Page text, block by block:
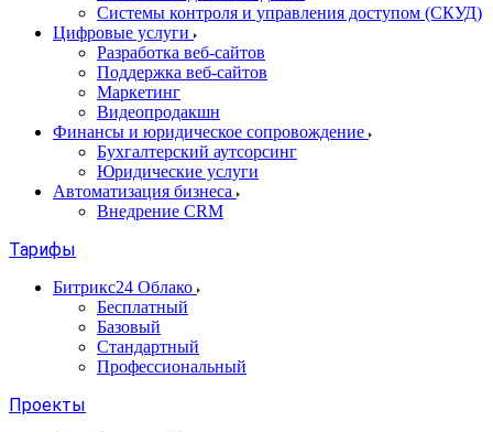
Системы контроля и управления доступом (СКУД)
Цифровые услуги
Разработка веб-сайтов
Поддержка веб-сайтов
Маркетинг
Видеопродакшн
Финансы и юридическое сопровождение
Бухгалтерский аутсорсинг
Юридические услуги
Автоматизация бизнеса
Внедрение CRM
Тарифы
Битрикс24 Облако
Бесплатный
Базовый
Стандартный
Профессиональный
Проекты